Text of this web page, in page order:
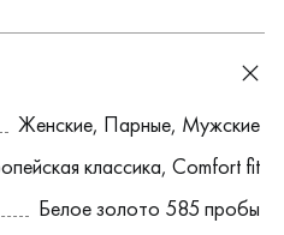
Женские, Парные, Мужские
классика,Comfort fit
Белое золото 585 пробы